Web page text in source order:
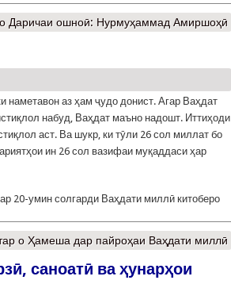
о Даричаи ошноӣ: Нурмуҳаммад Амиршоҳӣ
наметавон аз ҳам ҷудо донист. Агар Ваҳдат
набуд, Ваҳдат маъно надошт. Иттиҳоди
аст. Ва шукр, ки тӯли 26 сол миллат бо
ин 26 сол вазифаи муқаддаси ҳар
20-умин солгарди Ваҳдати миллӣ китоберо
о Ҳамеша дар пайроҳаи Ваҳдати миллӣ
саноатӣ ва ҳунарҳои